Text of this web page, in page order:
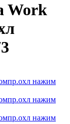
Work